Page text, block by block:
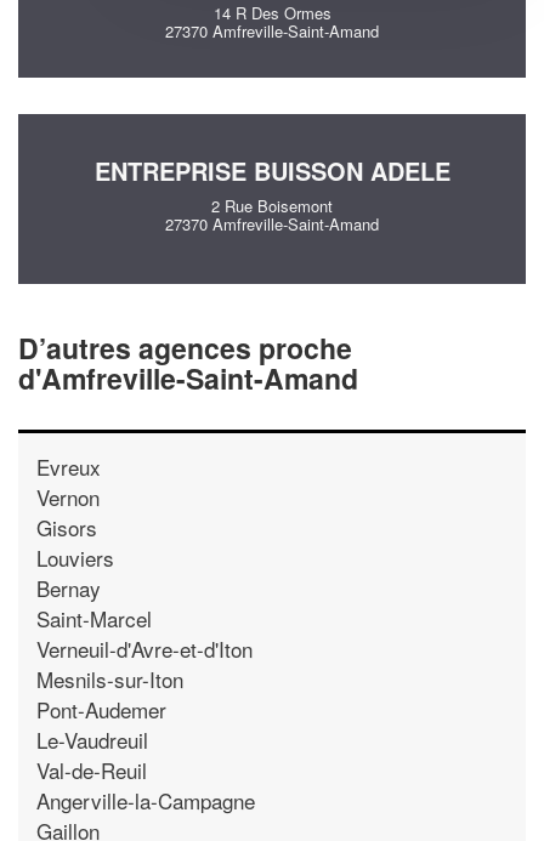
14 R Des Ormes
27370 Amfreville-Saint-Amand
ENTREPRISE BUISSON ADELE
2 Rue Boisemont
27370 Amfreville-Saint-Amand
D’autres agences proche
d'Amfreville-Saint-Amand
Evreux
Vernon
Gisors
Louviers
Bernay
Saint-Marcel
Verneuil-d'Avre-et-d'Iton
Mesnils-sur-Iton
Pont-Audemer
Le-Vaudreuil
Val-de-Reuil
Angerville-la-Campagne
Gaillon